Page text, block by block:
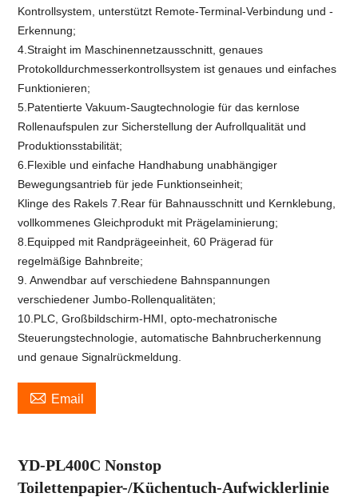
Kontrollsystem, unterstützt Remote-Terminal-Verbindung und -
Erkennung;
4.Straight im Maschinennetzausschnitt, genaues
Protokolldurchmesserkontrollsystem ist genaues und einfaches
Funktionieren;
5.Patentierte Vakuum-Saugtechnologie für das kernlose
Rollenaufspulen zur Sicherstellung der Aufrollqualität und
Produktionsstabilität;
6.Flexible und einfache Handhabung unabhängiger
Bewegungsantrieb für jede Funktionseinheit;
Klinge des Rakels 7.Rear für Bahnausschnitt und Kernklebung,
vollkommenes Gleichprodukt mit Prägelaminierung;
8.Equipped mit Randprägeeinheit, 60 Prägerad für
regelmäßige Bahnbreite;
9. Anwendbar auf verschiedene Bahnspannungen
verschiedener Jumbo-Rollenqualitäten;
10.PLC, Großbildschirm-HMI, opto-mechatronische
Steuerungstechnologie, automatische Bahnbrucherkennung
und genaue Signalrückmeldung.
 Email
YD-PL400C Nonstop
Toilettenpapier-/Küchentuch-Aufwicklerlinie